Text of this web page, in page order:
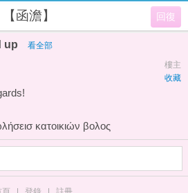
回復
【函澹】
up 看全部
樓主
收藏
κατοικιών βολος